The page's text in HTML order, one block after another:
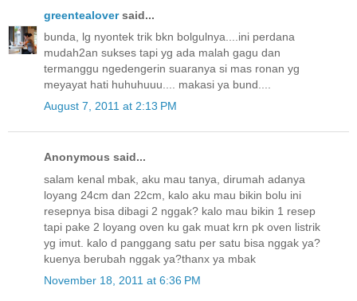
greentealoversaid...
bunda, lg nyontek trik bkn bolgulnya....ini perdana
mudah2an sukses tapi yg ada malah gagu dan
termanggu ngedengerin suaranya si mas ronan yg
meyayat hati huhuhuuu.... makasi ya bund....
August 7, 2011 at 2:13 PM
Anonymous said...
salam kenal mbak, aku mau tanya, dirumah adanya
loyang 24cm dan 22cm, kalo aku mau bikin bolu ini
resepnya bisa dibagi 2 nggak? kalo mau bikin 1 resep
tapi pake 2 loyang oven ku gak muat krn pk oven listrik
yg imut. kalo d panggang satu per satu bisa nggak ya?
kuenya berubah nggak ya?thanx ya mbak
November 18, 2011 at 6:36 PM